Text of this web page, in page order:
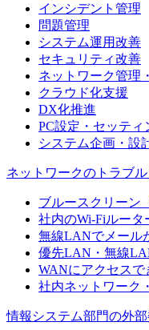
インシデント管理
問題管理
システム運用改善
セキュリティ改善
ネットワーク管理
クラウド化支援
DX化推進
PC設定・セッティ
システム企画・設
ネットワークのトラブ
ブルースクリーン
社内のWi-Fiルータ
無線LANでメール
優先LAN・無線
WANにアクセスで
社内ネットワーク
情報システム部門の外